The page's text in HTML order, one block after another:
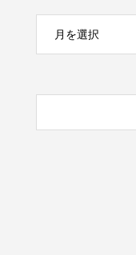
月を選択